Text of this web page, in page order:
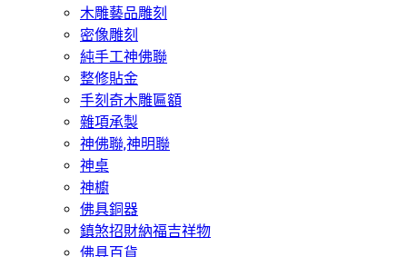
木雕藝品雕刻
密像雕刻
純手工神佛聯
整修貼金
手刻奇木雕匾額
雜項承製
神佛聯,神明聯
神桌
神櫥
佛具銅器
鎮煞招財納福吉祥物
佛具百貨